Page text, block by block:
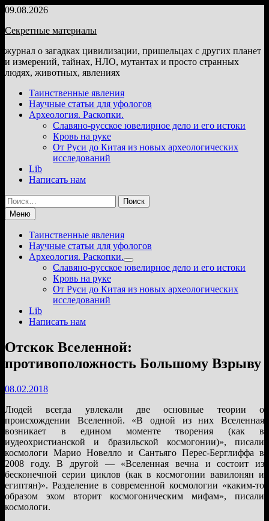
Перейти
содержимому
09.08.2026
Секретные материалы
журнал о загадках цивилизации, пришельцах с других планет
и измерений, тайнах, НЛО, мутантах и просто странных
людях, животных, явлениях
Таинственные явления
Научные статьи для уфологов
Археология. Раскопки.
Славяно-русское ювелирное дело и его истоки
Кровь на руке
От Руси до Китая из новых археологических
исследований
Lib
Написать нам
Найти:
Меню
Таинственные явления
Научные статьи для уфологов
Археология. Раскопки.
Показать
подменю
Славяно-русское ювелирное дело и его истоки
Кровь на руке
От Руси до Китая из новых археологических
исследований
Lib
Написать нам
Отскок Вселенной:
противоположность Большому Взрыву
08.02.2018
Людей всегда увлекали две основные теории о
происхождении Вселенной. «В одной из них Вселенная
возникает в едином моменте творения (как в
иудеохристианской и бразильской космогонии)», писали
космологи Марио Новелло и Сантьяго Перес-Берглиффа в
2008 году. В другой — «Вселенная вечна и состоит из
бесконечной серии циклов (как в космогонии вавилонян и
египтян)». Разделение в современной космологии «каким-то
образом эхом вторит космогоническим мифам», писали
космологи.